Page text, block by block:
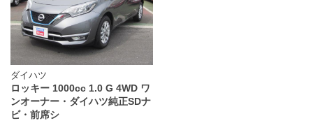
ダイハツ
ロッキー 1000cc 1.0 G 4WD ワ
ンオーナー・ダイハツ純正SDナ
ビ・前席シ